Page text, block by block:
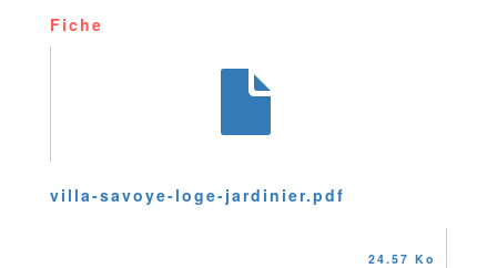
Fiche
villa-savoye-loge-jardinier.pdf
24.57 Ko